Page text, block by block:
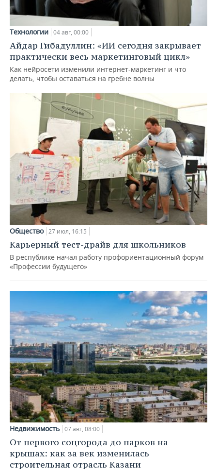
Технологии 04 авг, 00:00
Айдар Гибадуллин: «ИИ сегодня закрывает
практически весь маркетинговый цикл»
Как нейросети изменили интернет-маркетинг и что
делать, чтобы оставаться на гребне волны
Общество 27 июл, 16:15
Карьерный тест-драйв для школьников
В республике начал работу профориентационный форум
«Профессии будущего»
Недвижимость 07 авг, 08:00
От первого соцгорода до парков на
крышах: как за век изменилась
строительная отрасль Казани